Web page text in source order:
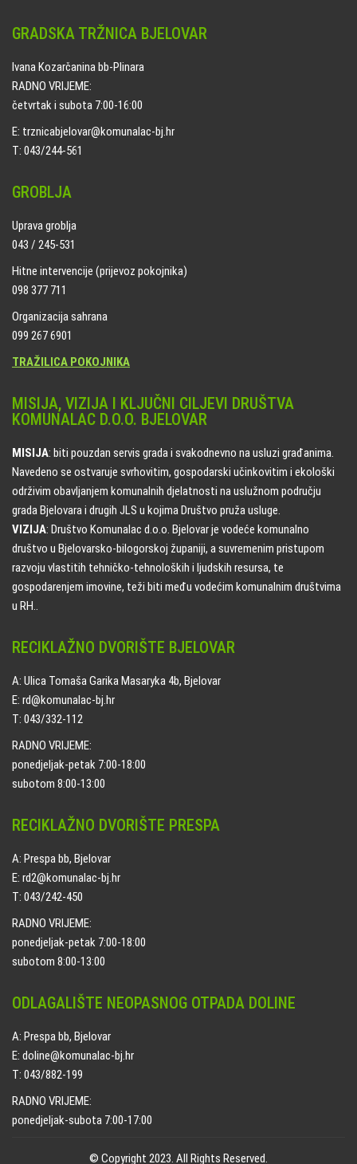
GRADSKA TRŽNICA BJELOVAR
Ivana Kozarčanina bb-Plinara
RADNO VRIJEME:
četvrtak i subota 7:00-16:00
E: trznicabjelovar@komunalac-bj.hr
T: 043/244-561
GROBLJA
Uprava groblja
043 / 245-531
Hitne intervencije (prijevoz pokojnika)
098 377 711
Organizacija sahrana
099 267 6901
TRAŽILICA POKOJNIKA
MISIJA, VIZIJA I KLJUČNI CILJEVI DRUŠTVA
KOMUNALAC D.O.O. BJELOVAR
MISIJA: biti pouzdan servis grada i svakodnevno na usluzi građanima.
Navedeno se ostvaruje svrhovitim, gospodarski učinkovitim i ekološki
održivim obavljanjem komunalnih djelatnosti na uslužnom području
grada Bjelovara i drugih JLS u kojima Društvo pruža usluge.
VIZIJA: Društvo Komunalac d.o.o. Bjelovar je vodeće komunalno
društvo u Bjelovarsko-bilogorskoj županiji, a suvremenim pristupom
razvoju vlastitih tehničko-tehnoloških i ljudskih resursa, te
gospodarenjem imovine, teži biti među vodećim komunalnim društvima
u RH..
RECIKLAŽNO DVORIŠTE BJELOVAR
A: Ulica Tomaša Garika Masaryka 4b, Bjelovar
E: rd@komunalac-bj.hr
T: 043/332-112
RADNO VRIJEME:
ponedjeljak-petak 7:00-18:00
subotom 8:00-13:00
RECIKLAŽNO DVORIŠTE PRESPA
A: Prespa bb, Bjelovar
E: rd2@komunalac-bj.hr
T: 043/242-450
RADNO VRIJEME:
ponedjeljak-petak 7:00-18:00
subotom 8:00-13:00
ODLAGALIŠTE NEOPASNOG OTPADA DOLINE
A: Prespa bb, Bjelovar
E: doline@komunalac-bj.hr
T: 043/882-199
RADNO VRIJEME:
ponedjeljak-subota 7:00-17:00
© Copyright 2023. All Rights Reserved.